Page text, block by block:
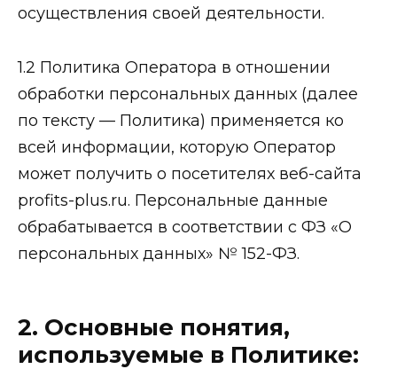
осуществления своей деятельности.
1.2 Политика Оператора в отношении
обработки персональных данных (далее
по тексту — Политика) применяется ко
всей информации, которую Оператор
может получить о посетителях веб-сайта
profits-plus.ru. Персональные данные
обрабатывается в соответствии с ФЗ «О
персональных данных» № 152-ФЗ.
2. Основные понятия,
используемые в Политике: